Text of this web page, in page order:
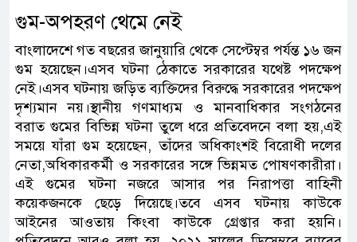
গুম-অপহরণ থেমে নেই
বাংলাদেশে গত বছরের জানুয়ারি থেকে সেপ্টেম্বর পর্যন্ত ১৬ জন
গুম হয়েছেন।এসব ঘটনা ঠেকাতে সরকারের যথেষ্ট পদক্ষেপ
নেই।এসব ঘটনায় জড়িত ব্যক্তিদের বিরুদ্ধে সরকারের পদক্ষেপ
দৃশ্যমান নয়।স্থানীয় গণমাধ্যম ও মানবাধিকার সংগঠনের
বরাত গুমের বিভিন্ন ঘটনা তুলে ধরে প্রতিবেদনে বলা হয়,এই
সময়ে যাঁরা গুম হয়েছেন, তাঁদের অধিকাংশই বিরোধী দলের
নেতা,অধিকারকর্মী ও সরকারের সঙ্গে ভিন্নমত পোষণকারীরা।
এই গুমের ঘটনা নজরে আসার পর নিরাপত্তা বাহিনী
কয়েকজনকে ছেড়ে দিয়েছে।তবে এসব ঘটনায় কাউকে
আইনের আওতায় কিংবা কাউকে গ্রেপ্তার করা হয়নি।